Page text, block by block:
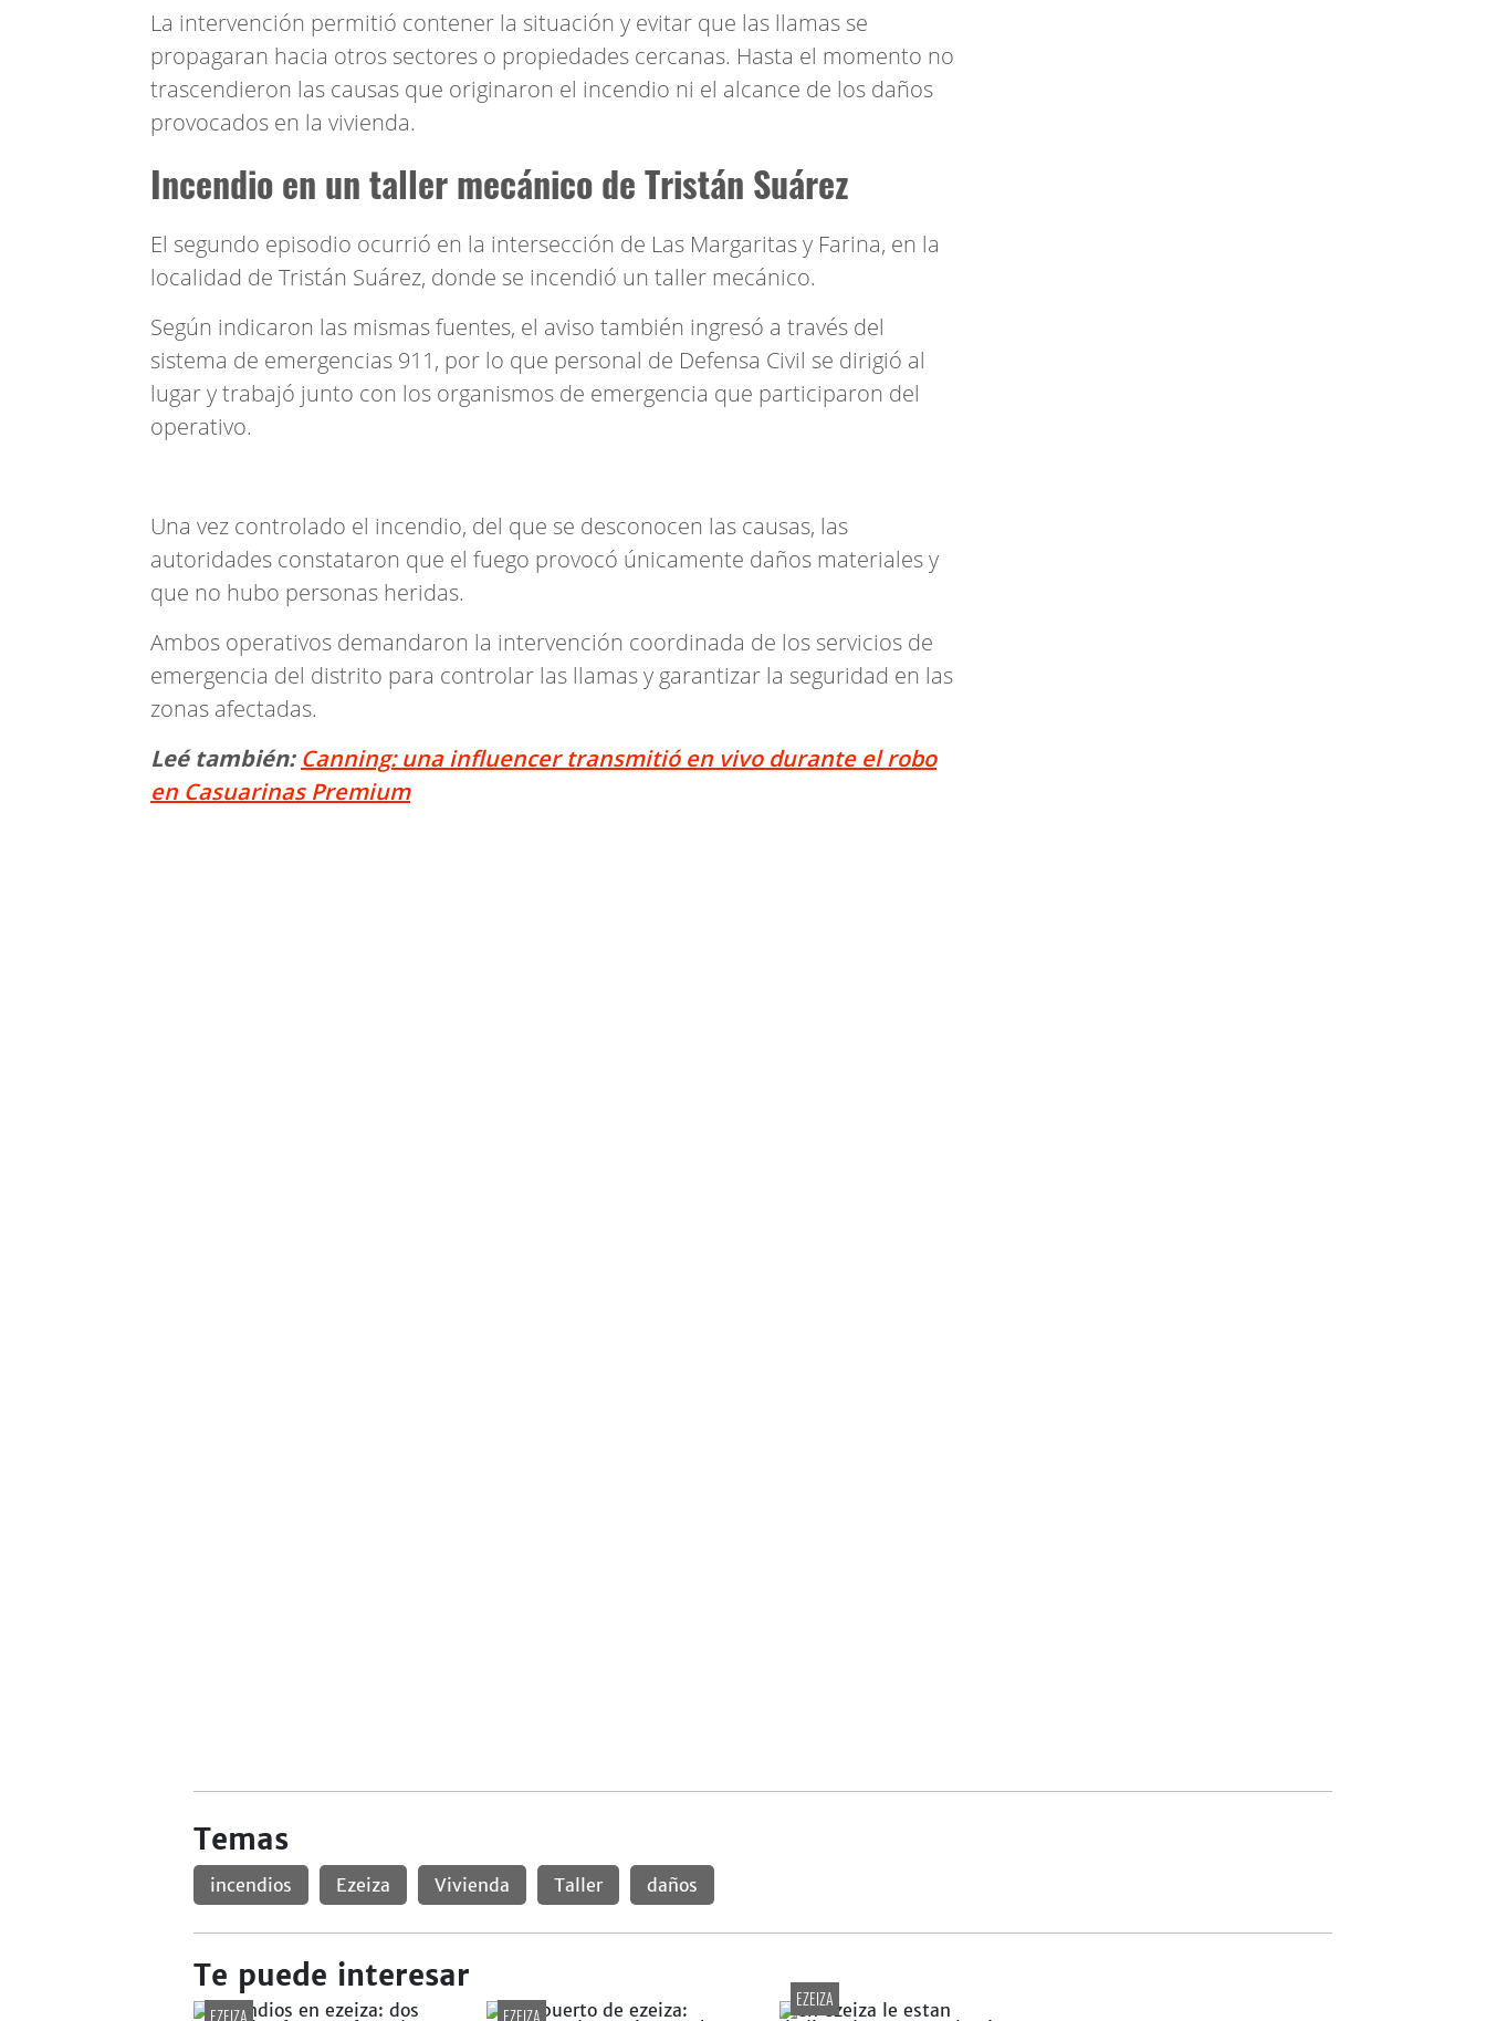
La intervención permitió contener la situación y evitar que las llamas se
propagaran hacia otros sectores o propiedades cercanas. Hasta el momento no
trascendieron las causas que originaron el incendio ni el alcance de los daños
provocados en la vivienda.
Incendio en un taller mecánico de Tristán Suárez
El segundo episodio ocurrió en la intersección de Las Margaritas y Farina, en la
localidad de Tristán Suárez, donde se incendió un taller mecánico.
Según indicaron las mismas fuentes, el aviso también ingresó a través del
sistema de emergencias 911, por lo que personal de Defensa Civil se dirigió al
lugar y trabajó junto con los organismos de emergencia que participaron del
operativo.
Una vez controlado el incendio, del que se desconocen las causas, las
autoridades constataron que el fuego provocó únicamente daños materiales y
que no hubo personas heridas.
Ambos operativos demandaron la intervención coordinada de los servicios de
emergencia del distrito para controlar las llamas y garantizar la seguridad en las
zonas afectadas.
Leé también: Canning: una influencer transmitió en vivo durante el robo
en Casuarinas Premium
Temas
incendios Ezeiza Vivienda Taller daños
Te puede interesar
EZEIZA EZEIZA
EZEIZA